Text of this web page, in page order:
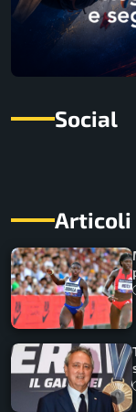
Social
Articoli